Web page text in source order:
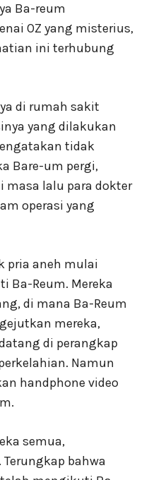
Ba-reum
OZ yang misterius,
ini terhubung
di rumah sakit
yang dilakukan
tidak
Bare-um pergi,
lalu para dokter
operasi yang
pria aneh mulai
Ba-Reum. Mereka
di mana Ba-Reum
mereka,
di perangkap
Namun
handphone video
semua,
bahwa